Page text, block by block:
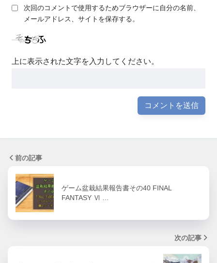
次回のコメントで使用するためブラウザーに自分の名前、
メールアドレス、サイトを保存する。
上に表示された文字を入力してください。
前の記事
ゲーム盆栽結果報告書その40 FINAL
FANTASY Ⅵ …
次の記事